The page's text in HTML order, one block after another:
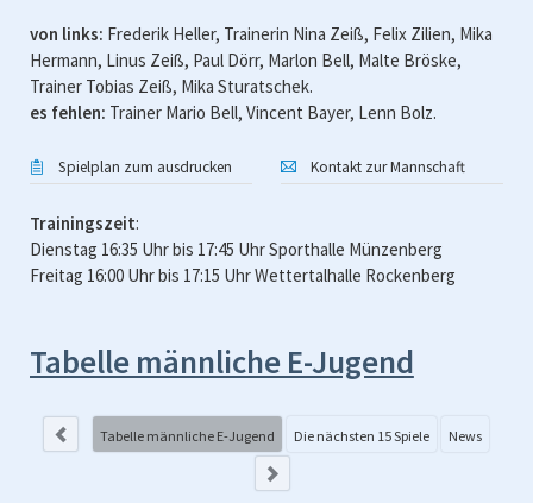
von links: Frederik Heller, Trainerin Nina Zeiß, Felix Zilien, Mika
Hermann, Linus Zeiß, Paul Dörr, Marlon Bell, Malte Bröske,
Trainer Tobias Zeiß, Mika Sturatschek.
es fehlen: Trainer Mario Bell, Vincent Bayer, Lenn Bolz.
Spielplan zum ausdrucken Kontakt zur Mannschaft
Trainingszeit:
Dienstag 16:35 Uhr bis 17:45 Uhr Sporthalle Münzenberg
Freitag 16:00 Uhr bis 17:15 Uhr Wettertalhalle Rockenberg
Tabelle männliche E-Jugend
Tabelle männliche E-Jugend Die nächsten 15 Spiele News